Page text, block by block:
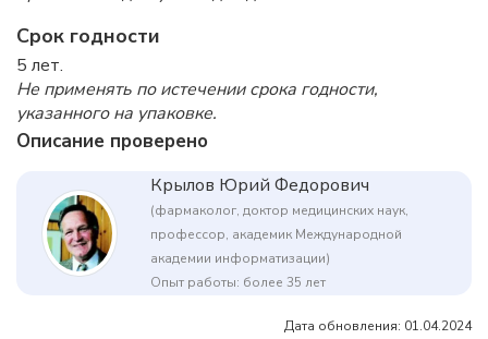
Срок годности
5 лет.
Не применять по истечении срока годности,
указанного на упаковке.
Описание проверено
Крылов Юрий Федорович
(фармаколог, доктор медицинских наук,
профессор, академик Международной
академии информатизации)
Опыт работы: более 35 лет
Дата обновления: 01.04.2024